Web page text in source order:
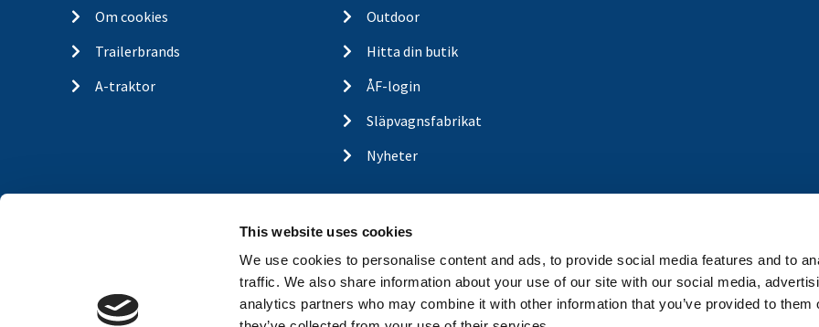
This website uses cookies
We use cookies to personalise content and ads, to provide social media features and to
traffic. We also share information about your use of our site with our social media,
analytics partners who may combine it with other information that you’ve provided to them
Om cookies
Trailerbrands
A-traktor
Outdoor
Hitta din butik
ÅF-login
Släpvagnsfabrikat
Nyheter